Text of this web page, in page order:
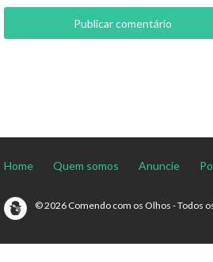
Home Quem somos Anuncie
© 2026 Comendo com os Olhos - Todos